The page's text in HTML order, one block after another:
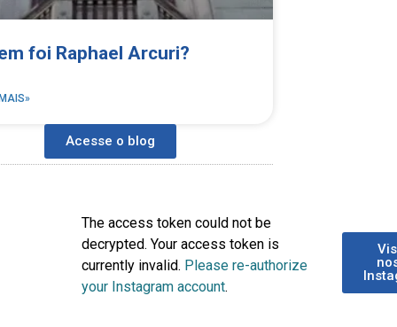
foi Raphael Arcuri?
Acesse o blog
The access token could not be
decrypted. Your access token is
currently invalid. Please re-authorize
your Instagram account.